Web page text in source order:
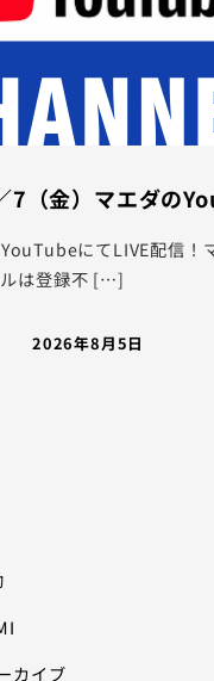
7（金）マエダの
にてLIVE配信！
は登録不 […]
2026年8月5日
カイブ